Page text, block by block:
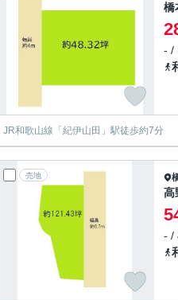
橋
- /
JR和歌山線「紀伊山田」駅徒歩約7分
売地
高
- /